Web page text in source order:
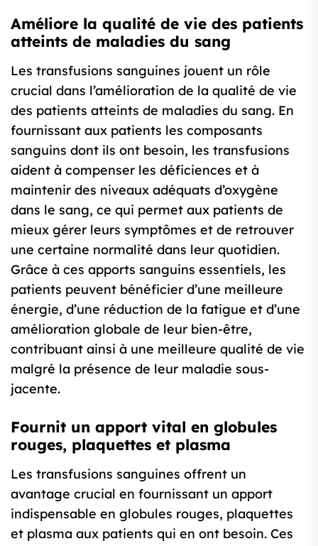
Améliore la qualité de vie des patients
atteints de maladies du sang
Les transfusions sanguines jouent un rôle
crucial dans l’amélioration de la qualité de vie
des patients atteints de maladies du sang. En
fournissant aux patients les composants
sanguins dont ils ont besoin, les transfusions
aident à compenser les déficiences et à
maintenir des niveaux adéquats d’oxygène
dans le sang, ce qui permet aux patients de
mieux gérer leurs symptômes et de retrouver
une certaine normalité dans leur quotidien.
Grâce à ces apports sanguins essentiels, les
patients peuvent bénéficier d’une meilleure
énergie, d’une réduction de la fatigue et d’une
amélioration globale de leur bien-être,
contribuant ainsi à une meilleure qualité de vie
malgré la présence de leur maladie sous-
jacente.
Fournit un apport vital en globules
rouges, plaquettes et plasma
Les transfusions sanguines offrent un
avantage crucial en fournissant un apport
indispensable en globules rouges, plaquettes
et plasma aux patients qui en ont besoin. Ces